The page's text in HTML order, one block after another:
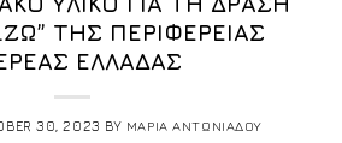
ΤΗΣ ΠΕΡΙΦΕΡΕΙΑΣ
ΕΛΛΑΔΑΣ
30, 2023 BY ΜΑΡΙΑ ΑΝΤΩΝΙΑΔΟΥ